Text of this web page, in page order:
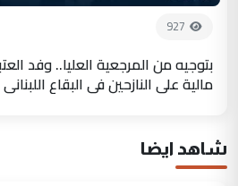
927
بتوجيه من المرجعية العليا.. وفد
مالية على النازحين في البقاع اللبناني
شاهد ايضا